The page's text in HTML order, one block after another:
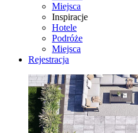
Miejsca
Inspiracje
Hotele
Podróże
Miejsca
Rejestracja